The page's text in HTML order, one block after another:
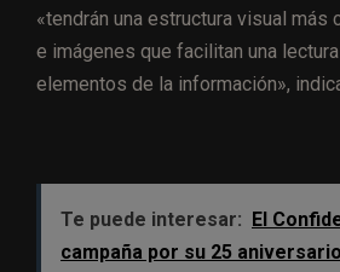
«tendrán una estructura visual más
e imágenes que facilitan una
elementos de la información»,
Te puede interesar: El
campaña por su 25